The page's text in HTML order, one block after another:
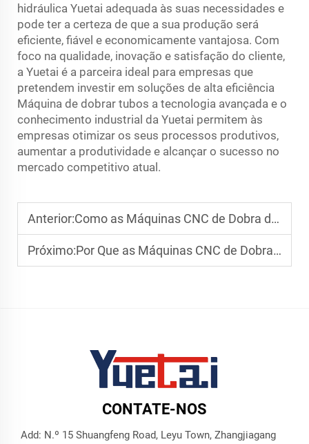
hidráulica Yuetai adequada às suas necessidades e
pode ter a certeza de que a sua produção será
eficiente, fiável e economicamente vantajosa. Com
foco na qualidade, inovação e satisfação do cliente,
a Yuetai é a parceira ideal para empresas que
pretendem investir em soluções de alta eficiência
Máquina de dobrar tubos a tecnologia avançada e o
conhecimento industrial da Yuetai permitem às
empresas otimizar os seus processos produtivos,
aumentar a produtividade e alcançar o sucesso no
mercado competitivo atual.
Anterior:Como as Máquinas CNC de Dobra de Tubos Melhoram a Precisão na Fabricação Industrial
Próximo:Por Que as Máquinas CNC de Dobra de Tubos São Essenciais para a Fabricação Automotiva
CONTATE-NOS
Add: N.º 15 Shuangfeng Road, Leyu Town, Zhangjiagang